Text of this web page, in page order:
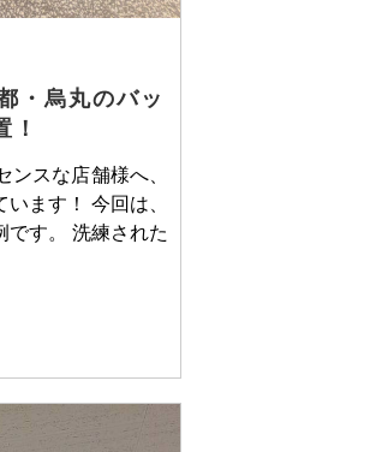
・烏丸のバッ
！
スな店舗様へ、
ます！ 今回は、
です。 洗練された